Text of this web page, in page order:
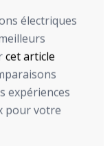
électriques
cet article
expériences
pour votre